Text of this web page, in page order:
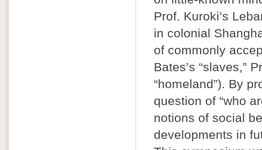
Prof. Kuroki’s
in colonial
of commonly
Bates’s “slaves,”
“homeland”). By
question of “who
notions of social
developments in